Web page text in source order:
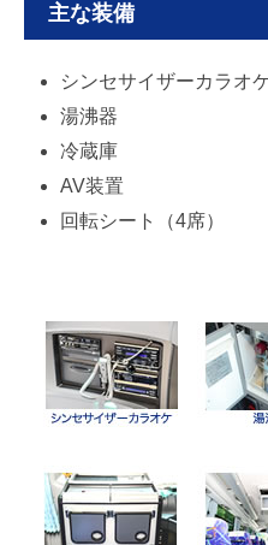
主な装備
シンセサイザーカラオ
湯沸器
冷蔵庫
AV装置
回転シート（4席）